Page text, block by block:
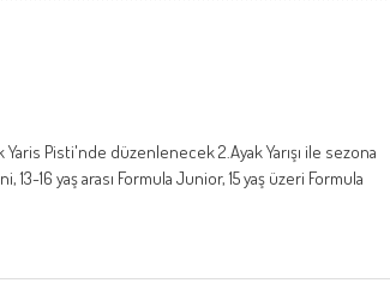
Yaris Pisti'nde düzenlenecek 2.Ayak Yarışı ile sezona
13-16 yaş arası Formula Junior, 15 yaş üzeri Formula